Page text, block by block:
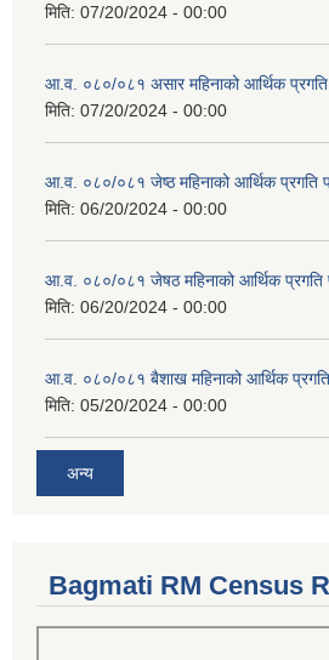
मिति: 07/20/2024 - 00:00
आ.व. ०८०/०८१ असार महिनाको आर्थिक
मिति: 07/20/2024 - 00:00
आ.व. ०८०/०८१ जेष्ठ महिनाको आर्थिक प्रगति
मिति: 06/20/2024 - 00:00
आ.व. ०८०/०८१ जेषठ महिनाको आर्थिक प्रगति
मिति: 06/20/2024 - 00:00
आ.व. ०८०/०८१ बैशाख महिनाको आर्थिक
मिति: 05/20/2024 - 00:00
अन्य
Bagmati RM Census